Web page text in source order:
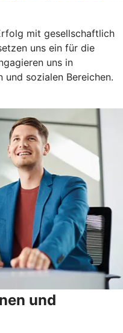
mit gesellschaftlich
uns ein für die
uns in
und sozialen Bereichen.
und